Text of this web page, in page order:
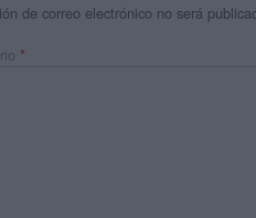
de correo electrónico no será
*